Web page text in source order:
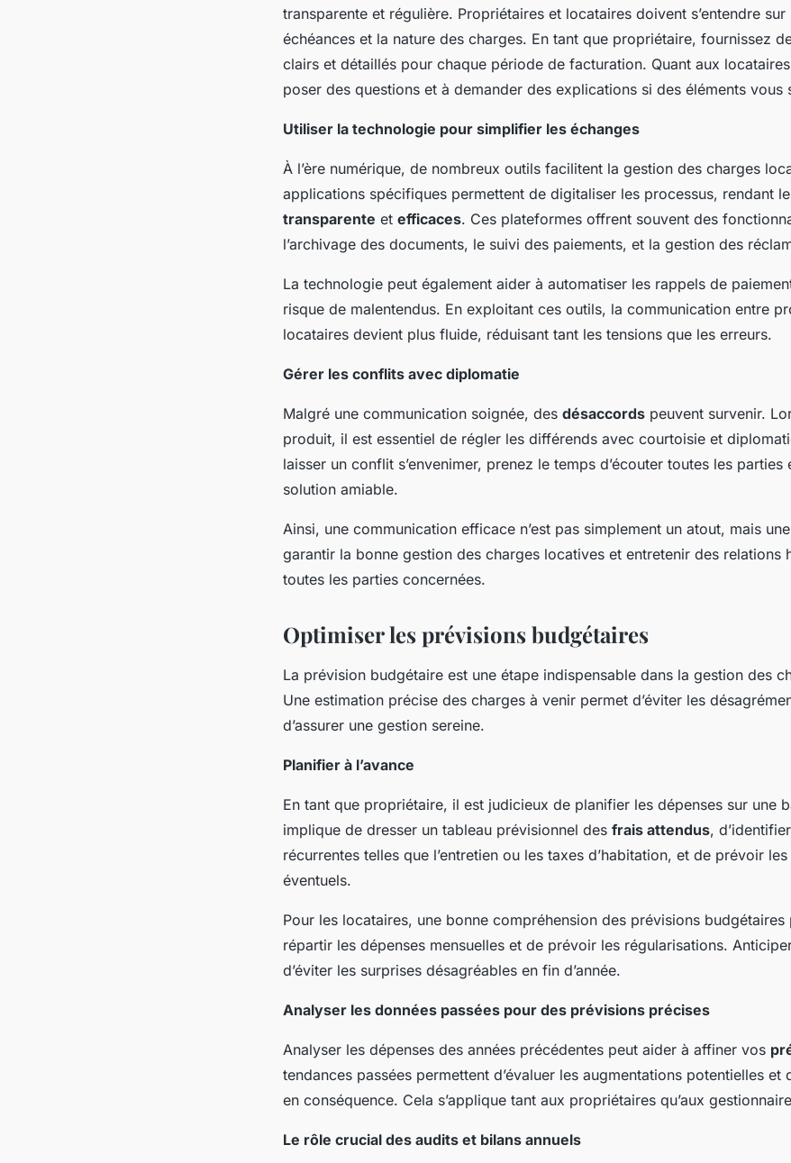
transparente et régulière. Propriétaires et locataires doivent s’entendre
échéances et la nature des charges. En tant que propriétaire, fournissez
clairs et détaillés pour chaque période de facturation. Quant aux
poser des questions et à demander des explications si des éléments vous
Utiliser la technologie pour simplifier les échanges
À l’ère numérique, de nombreux outils facilitent la gestion des charges
applications spécifiques permettent de digitaliser les processus, rendant
transparente et efficaces. Ces plateformes offrent souvent des
l’archivage des documents, le suivi des paiements, et la gestion des
La technologie peut également aider à automatiser les rappels de
risque de malentendus. En exploitant ces outils, la communication entre
locataires devient plus fluide, réduisant tant les tensions que les erreurs.
Gérer les conflits avec diplomatie
Malgré une communication soignée, des désaccords peuvent survenir.
produit, il est essentiel de régler les différends avec courtoisie et
laisser un conflit s’envenimer, prenez le temps d’écouter toutes les
solution amiable.
Ainsi, une communication efficace n’est pas simplement un atout, mais
garantir la bonne gestion des charges locatives et entretenir des relations
toutes les parties concernées.
Optimiser les prévisions budgétaires
La prévision budgétaire est une étape indispensable dans la gestion des
Une estimation précise des charges à venir permet d’éviter les
d’assurer une gestion sereine.
Planifier à l’avance
En tant que propriétaire, il est judicieux de planifier les dépenses sur une
implique de dresser un tableau prévisionnel des frais attendus,
récurrentes telles que l’entretien ou les taxes d’habitation, et de prévoir
éventuels.
Pour les locataires, une bonne compréhension des prévisions budgétaires
répartir les dépenses mensuelles et de prévoir les régularisations.
d’éviter les surprises désagréables en fin d’année.
Analyser les données passées pour des prévisions précises
Analyser les dépenses des années précédentes peut aider à affiner vos
tendances passées permettent d’évaluer les augmentations potentielles et
en conséquence. Cela s’applique tant aux propriétaires qu’aux
Le rôle crucial des audits et bilans annuels